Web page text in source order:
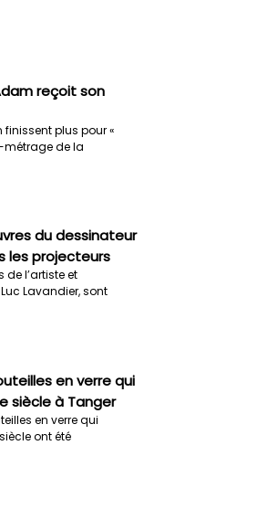
reçoit son
finissent plus pour «
métrage de la
du dessinateur
les projecteurs
de l’artiste et
Lavandier, sont
en verre qui
siècle à Tanger
en verre qui
ont été